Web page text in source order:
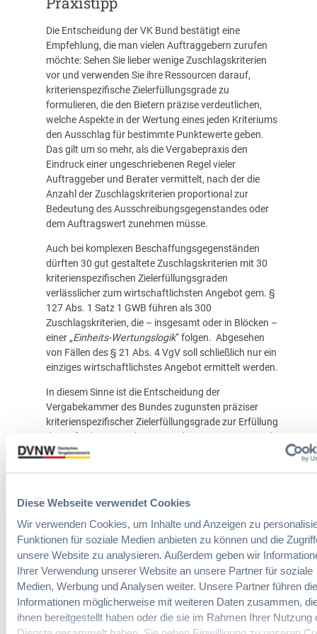
Diese Webseite verwendet Cookies
Wir verwenden Cookies, um Inhalte und Anzeigen zu
Funktionen für soziale Medien anbieten zu können und die
unsere Website zu analysieren. Außerdem geben wir
Ihrer Verwendung unserer Website an unsere Partner für soziale
Medien, Werbung und Analysen weiter. Unsere Partner führen
Informationen möglicherweise mit weiteren Daten zusammen,
ihnen bereitgestellt haben oder die sie im Rahmen Ihrer Nutzung
Die Entscheidung der VK Bund bestätigt eine
Empfehlung, die man vielen Auftraggebern zurufen
möchte: Sehen Sie lieber wenige Zuschlagskriterien
vor und verwenden Sie ihre Ressourcen darauf,
kriterien­spezifische Zielerfüllungsgrade zu
formulieren, die den Bietern präzise verdeutlichen,
welche Aspekte in der Wertung eines jeden Kriteriums
den Ausschlag für bestimmte Punktewerte geben.
Das gilt um so mehr, als die Vergabepraxis den
Eindruck einer ungeschriebenen Regel vieler
Auftraggeber und Berater vermittelt, nach der die
Anzahl der Zuschlagskriterien proportional zur
Bedeutung des Ausschreibungsgegenstandes oder
dem Auftragswert zunehmen müsse.
Auch bei komplexen Beschaffungsgegenständen
dürften 30 gut gestaltete Zuschlagskriterien mit 30
kriterienspezifischen Zielerfüllungsgraden
verlässlicher zum wirtschaftlichsten Angebot gem. §
127 Abs. 1 Satz 1 GWB führen als 300
Zuschlagskriterien, die – insgesamt oder in Blöcken –
einer „Einheits-Wertungslogik“ folgen. Abgesehen
von Fällen des § 21 Abs. 4 VgV soll schließlich nur ein
einziges wirtschaftlichstes Angebot ermittelt werden.
In diesem Sinne ist die Entscheidung der
Vergabekammer des Bundes zugunsten präziser
kriterienspezifischer Zielerfüllungsgrade zur Erfüllung
der Anforderungen des § 127 Abs. 4 Satz 1 GWB sehr
zu begrüßen. Im Übrigen bestätigt die Entscheidung
vergaberechtliche Herausforderung bestimmt.
Dr. Andreas Bock